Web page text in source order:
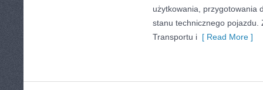
użytkowania, przygotowania
stanu technicznego pojazdu.
Transportu i [ Read More ]